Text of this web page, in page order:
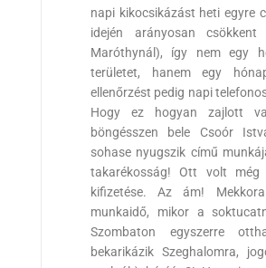
napi kikocsikázást heti egyre
idején arányosan
Maróthynál), így nem egy
területet, hanem egy
ellenőrzést pedig napi
Hogy ez hogyan zajlott
böngésszen bele Csoór
sohase nyugszik című
takarékosság! Ott volt még
kifizetése. Az ám!
munkaidő, mikor a
Szombaton egyszerre
bekarikázik Szeghalomra,